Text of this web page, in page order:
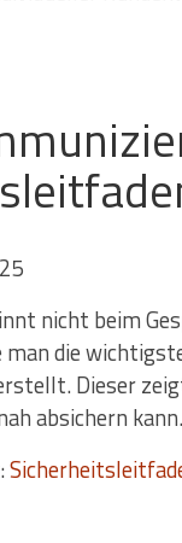
nicht beim
die
Dieser
absichern kann.